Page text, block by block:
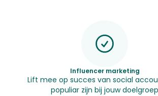
Influencer marketing
Lift mee op succes van social
populiar zijn bij jouw doelgroep